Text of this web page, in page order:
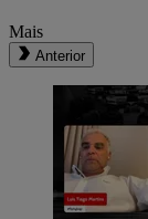
Mais
Anterior